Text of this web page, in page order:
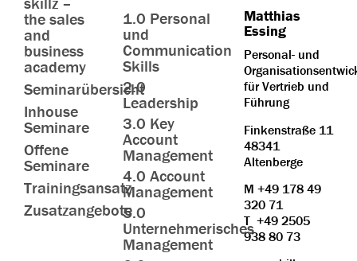
the sales
and
business
academy
Seminarübersicht
Inhouse
Seminare
Offene
Seminare
Trainingsansatz
Zusatzangebote
1.0 Personal
und
Communication
Skills
2.0
Leadership
3.0 Key
Account
Management
4.0 Account
Management
5.0
Unternehmerisches
Management
Matthias
Essing
Personal- und
für Vertrieb und
Führung
Finkenstraße 11
48341
Altenberge
M +49 178 49
320 71
T +49 2505
938 80 73